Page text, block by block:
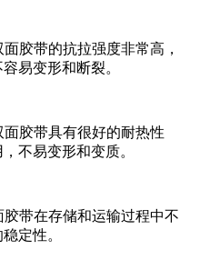
胶带的抗拉强度非常高，
易变形和断裂。
面胶带具有很好的耐热性
不易变形和变质。
胶带在存储和运输过程中不
定性。